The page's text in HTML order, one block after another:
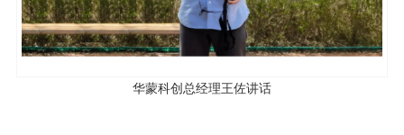
华蒙科创总经理王佐讲话